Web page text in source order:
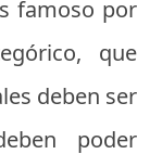
famoso por
que
deben ser
poder